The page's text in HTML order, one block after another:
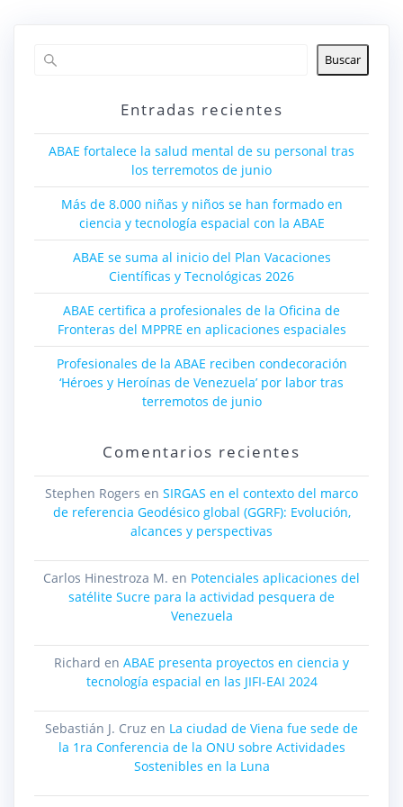
Buscar
Entradas recientes
ABAE fortalece la salud mental de su personal tras
los terremotos de junio
Más de 8.000 niñas y niños se han formado en
ciencia y tecnología espacial con la ABAE
ABAE se suma al inicio del Plan Vacaciones
Científicas y Tecnológicas 2026
ABAE certifica a profesionales de la Oficina de
Fronteras del MPPRE en aplicaciones espaciales
Profesionales de la ABAE reciben condecoración
‘Héroes y Heroínas de Venezuela’ por labor tras
terremotos de junio
Comentarios recientes
Stephen Rogers en SIRGAS en el contexto del marco
de referencia Geodésico global (GGRF): Evolución,
alcances y perspectivas
Carlos Hinestroza M. en Potenciales aplicaciones del
satélite Sucre para la actividad pesquera de
Venezuela
Richard en ABAE presenta proyectos en ciencia y
tecnología espacial en las JIFI-EAI 2024
Sebastián J. Cruz en La ciudad de Viena fue sede de
la 1ra Conferencia de la ONU sobre Actividades
Sostenibles en la Luna